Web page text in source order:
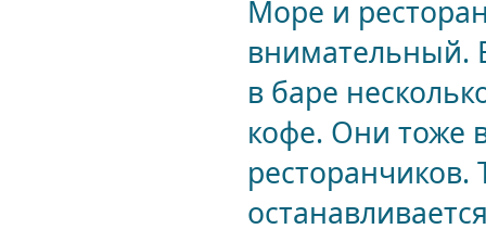
Море и
внимательный.
в баре
кофе. Они тоже
ресторанчиков.